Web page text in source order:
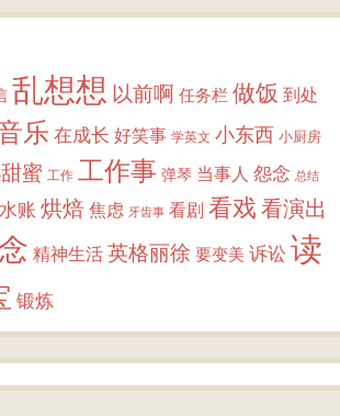
乱想想 以前啊 任务栏 做饭 到处
乐 在成长 好笑事 学英文 小东西 小厨房
蜜 工作 工作事 弹琴 当事人 怨念 总结
账 烘焙 焦虑 牙齿事 看剧 看戏 看演出
精神生活 英格丽徐 要变美 诉讼 读
锻炼